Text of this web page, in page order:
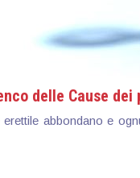
delle Cause
abbondano e